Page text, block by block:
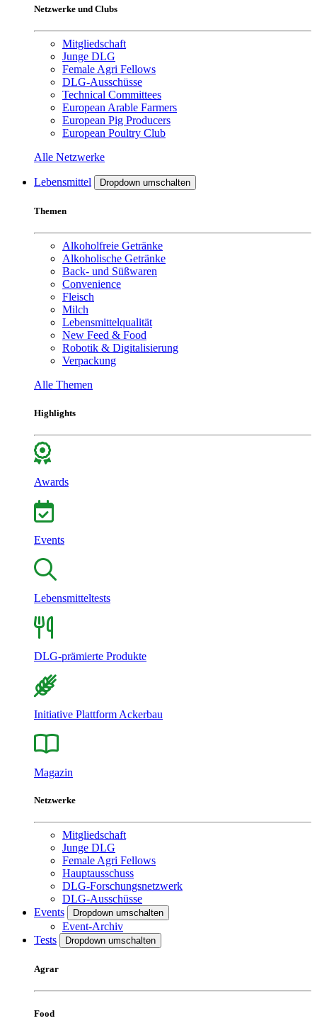
Netzwerke und Clubs
Mitgliedschaft
Junge DLG
Female Agri Fellows
DLG-Ausschüsse
Technical Committees
European Arable Farmers
European Pig Producers
European Poultry Club
Alle Netzwerke
Lebensmittel Dropdown umschalten
Themen
Alkoholfreie Getränke
Alkoholische Getränke
Back- und Süßwaren
Convenience
Fleisch
Milch
Lebensmittelqualität
New Feed & Food
Robotik & Digitalisierung
Verpackung
Alle Themen
Highlights
Awards
Events
Lebensmitteltests
DLG-prämierte Produkte
Initiative Plattform Ackerbau
Magazin
Netzwerke
Mitgliedschaft
Junge DLG
Female Agri Fellows
Hauptausschuss
DLG-Forschungsnetzwerk
DLG-Ausschüsse
Events
Dropdown umschalten
Event-Archiv
Tests
Dropdown umschalten
Agrar
Food